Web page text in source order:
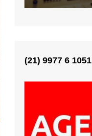
(21) 9977 6 1051